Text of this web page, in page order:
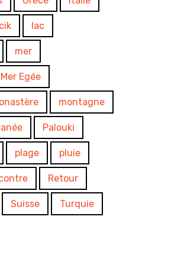
lac
mer
Mer Egée
montagne
Palouki
plage pluie
Retour
Suisse Turquie